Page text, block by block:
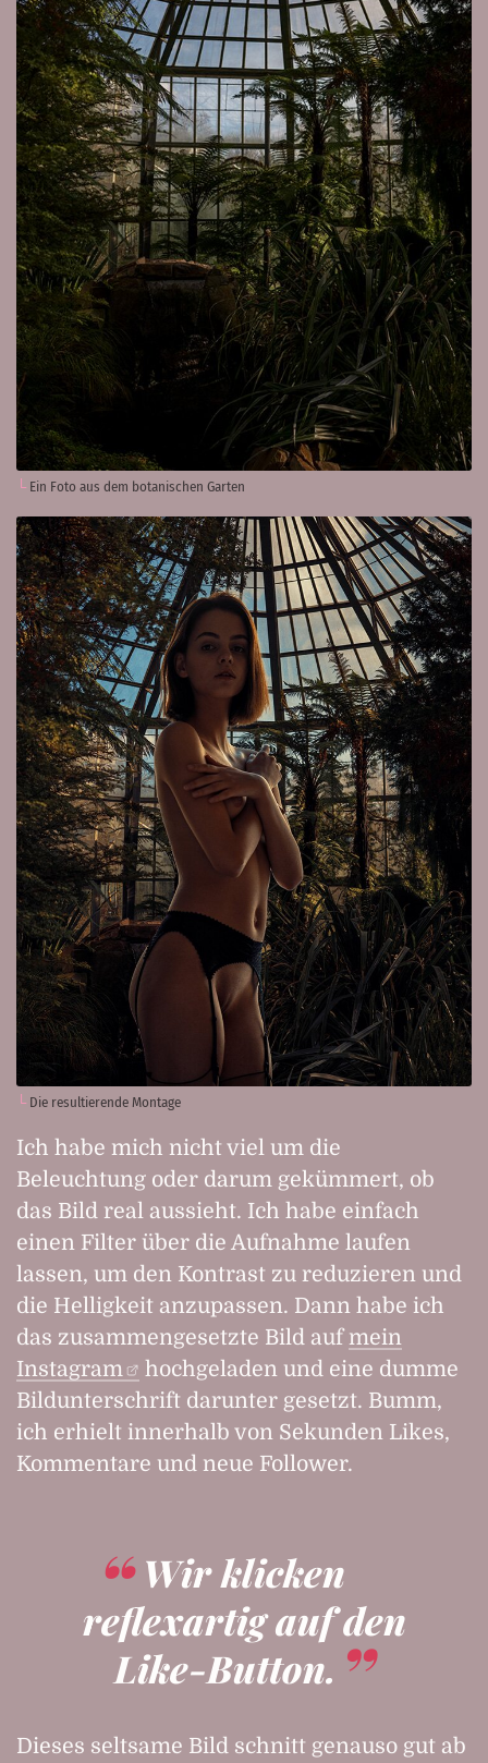
Ein Foto aus dem botanischen Garten
Die resultierende Montage
Ich habe mich nicht viel um die
Beleuchtung oder darum gekümmert, ob
das Bild real aussieht. Ich habe einfach
einen Filter über die Aufnahme laufen
lassen, um den Kontrast zu reduzieren und
die Helligkeit anzupassen. Dann habe ich
das zusammengesetzte Bild aufmein
Instagram
hochgeladen und eine dumme
Bildunterschrift darunter gesetzt. Bumm,
ich erhielt innerhalb von Sekunden Likes,
Kommentare und neue Follower.
Wir klicken
reflexartig auf den
Like-Button.
Dieses seltsame Bild schnitt genauso gut ab